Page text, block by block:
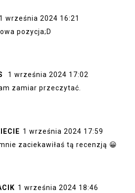
1 września 2024 16:21
pozycja;D
1 września 2024 17:02
zamiar przeczytać.
1 września 2024 17:59
zaciekawiłaś tą recenzją 😀
1 września 2024 18:46